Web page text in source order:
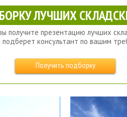
ЛУЧШИХ
получите презентацию лучших
консультант по вашим
Получить подборку